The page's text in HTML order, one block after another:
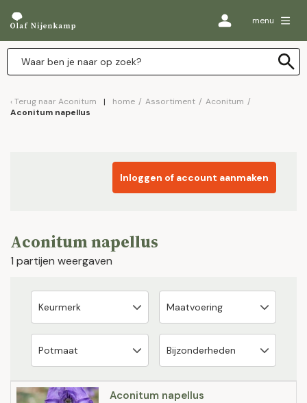
menu
Terug naar Aconitum home / Assortiment / Aconitum /
Aconitum napellus
Inloggen of account aanmaken
Aconitum napellus
1 partijen weergaven
Aconitum napellus